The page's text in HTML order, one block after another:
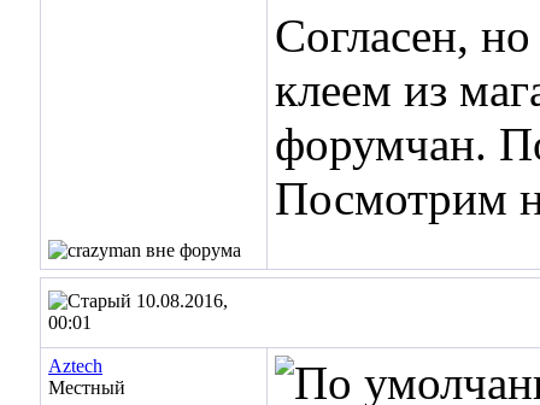
Согласен,
клеем из
форумчан.
Посмотрим
10.08.2016,
00:01
Aztech
Местный